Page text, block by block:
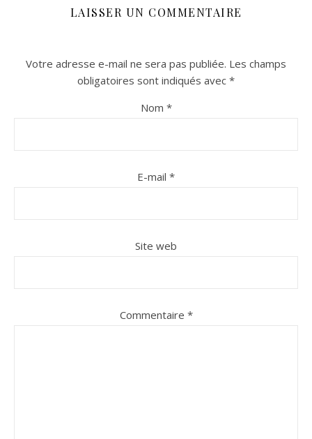
LAISSER UN COMMENTAIRE
Votre adresse e-mail ne sera pas publiée. Les champs
obligatoires sont indiqués avec *
Nom *
E-mail *
Site web
Commentaire *